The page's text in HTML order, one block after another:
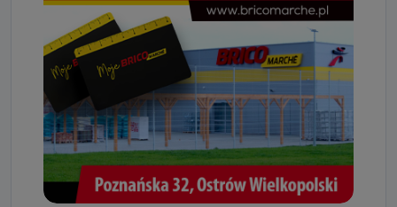
Podanie danych osobowych jest dobrowolne, nie jest
wymogiem ustawowym lub umownym oraz nie stanowi
warunku zawarcia umowy. Cofnięcie zgody jest możliwe
na każdym etapie i nie jest to związane z żadnymi
negatywnymi konsekwencjami. Cofnięcia zgody można
dokonać w dowolny, wybrany sposób (e-mail, poczta
tradycyjna) tak, aby dotarła do wiadomości Telewizji
Kablowej Pro-Art z siedzibą w miejscowości Ostrów
Wielkopolski (63-400) przy ul. Wolności 19.
Kiedy i komu możemy przekazać
Państwa dane?
Telewizja Kablowa Pro-Art z siedzibą w miejscowości
Ostrów Wielkopolski (63-400) przy ul. Wolności 19 nie